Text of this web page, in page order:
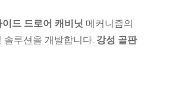
이드 드로어 캐비닛 메커니즘의
솔루션을 개발합니다. 강성 골판